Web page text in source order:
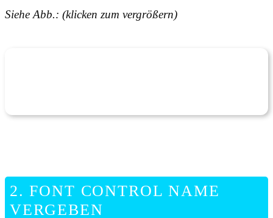
Siehe Abb.: (klicken zum vergrößern)
2. FONT CONTROL NAME
VERGEBEN